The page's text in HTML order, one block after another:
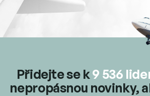
Přidejte se k9 536
nepropásnou novinky,